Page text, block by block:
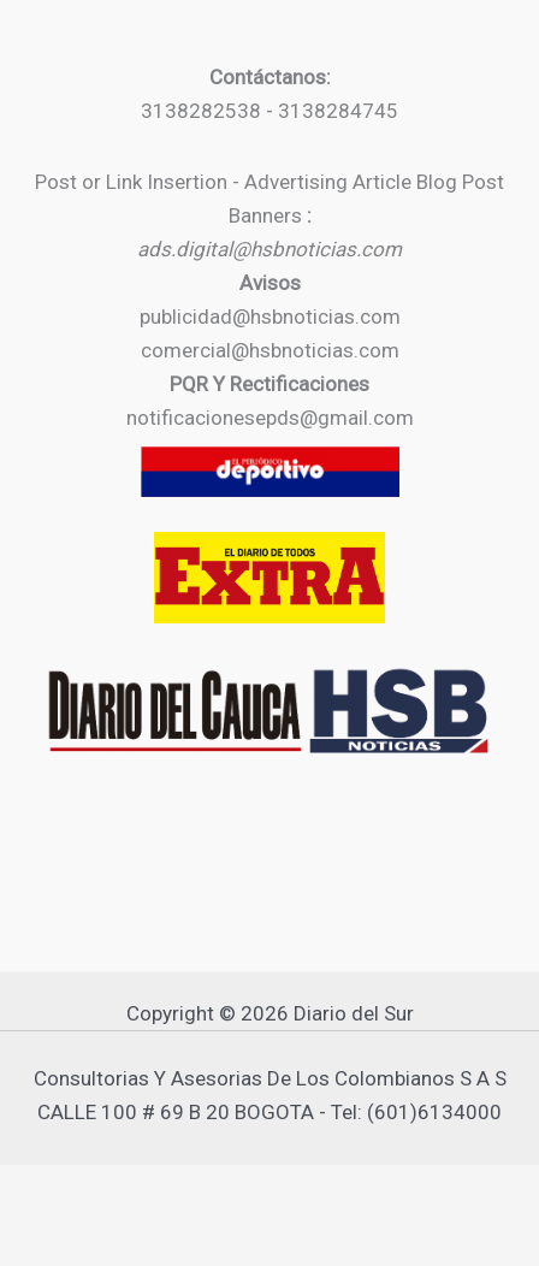
Contáctanos:
3138282538 - 3138284745
Post or Link Insertion - Advertising Article Blog Post
Banners :
ads.digital@hsbnoticias.com
Avisos
publicidad@hsbnoticias.com
comercial@hsbnoticias.com
PQR Y Rectificaciones
notificacionesepds@gmail.com
Copyright © 2026 Diario del Sur
Consultorias Y Asesorias De Los Colombianos S A S
CALLE 100 # 69 B 20 BOGOTA - Tel: (601)6134000